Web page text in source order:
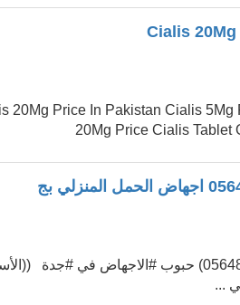
20Mg Price In Pakistan Cialis
20Mg Price Cialis Tablet
حبوب #اجهاض #سايتوتك في#الرياض(0564876763)
...